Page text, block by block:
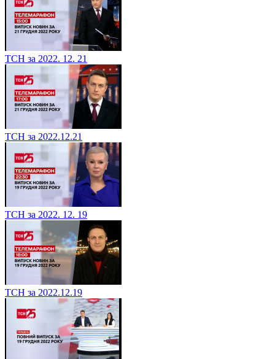
ТСН за 2022. 12. 21
ТСН за 2022.12.21
ТСН за 2022. 12. 19
ТСН за 2022.12.19